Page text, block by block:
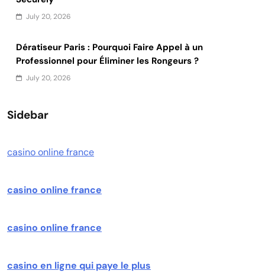
July 20, 2026
Dératiseur Paris : Pourquoi Faire Appel à un
Professionnel pour Éliminer les Rongeurs ?
July 20, 2026
Sidebar
casino online france
casino online france
casino online france
casino en ligne qui paye le plus